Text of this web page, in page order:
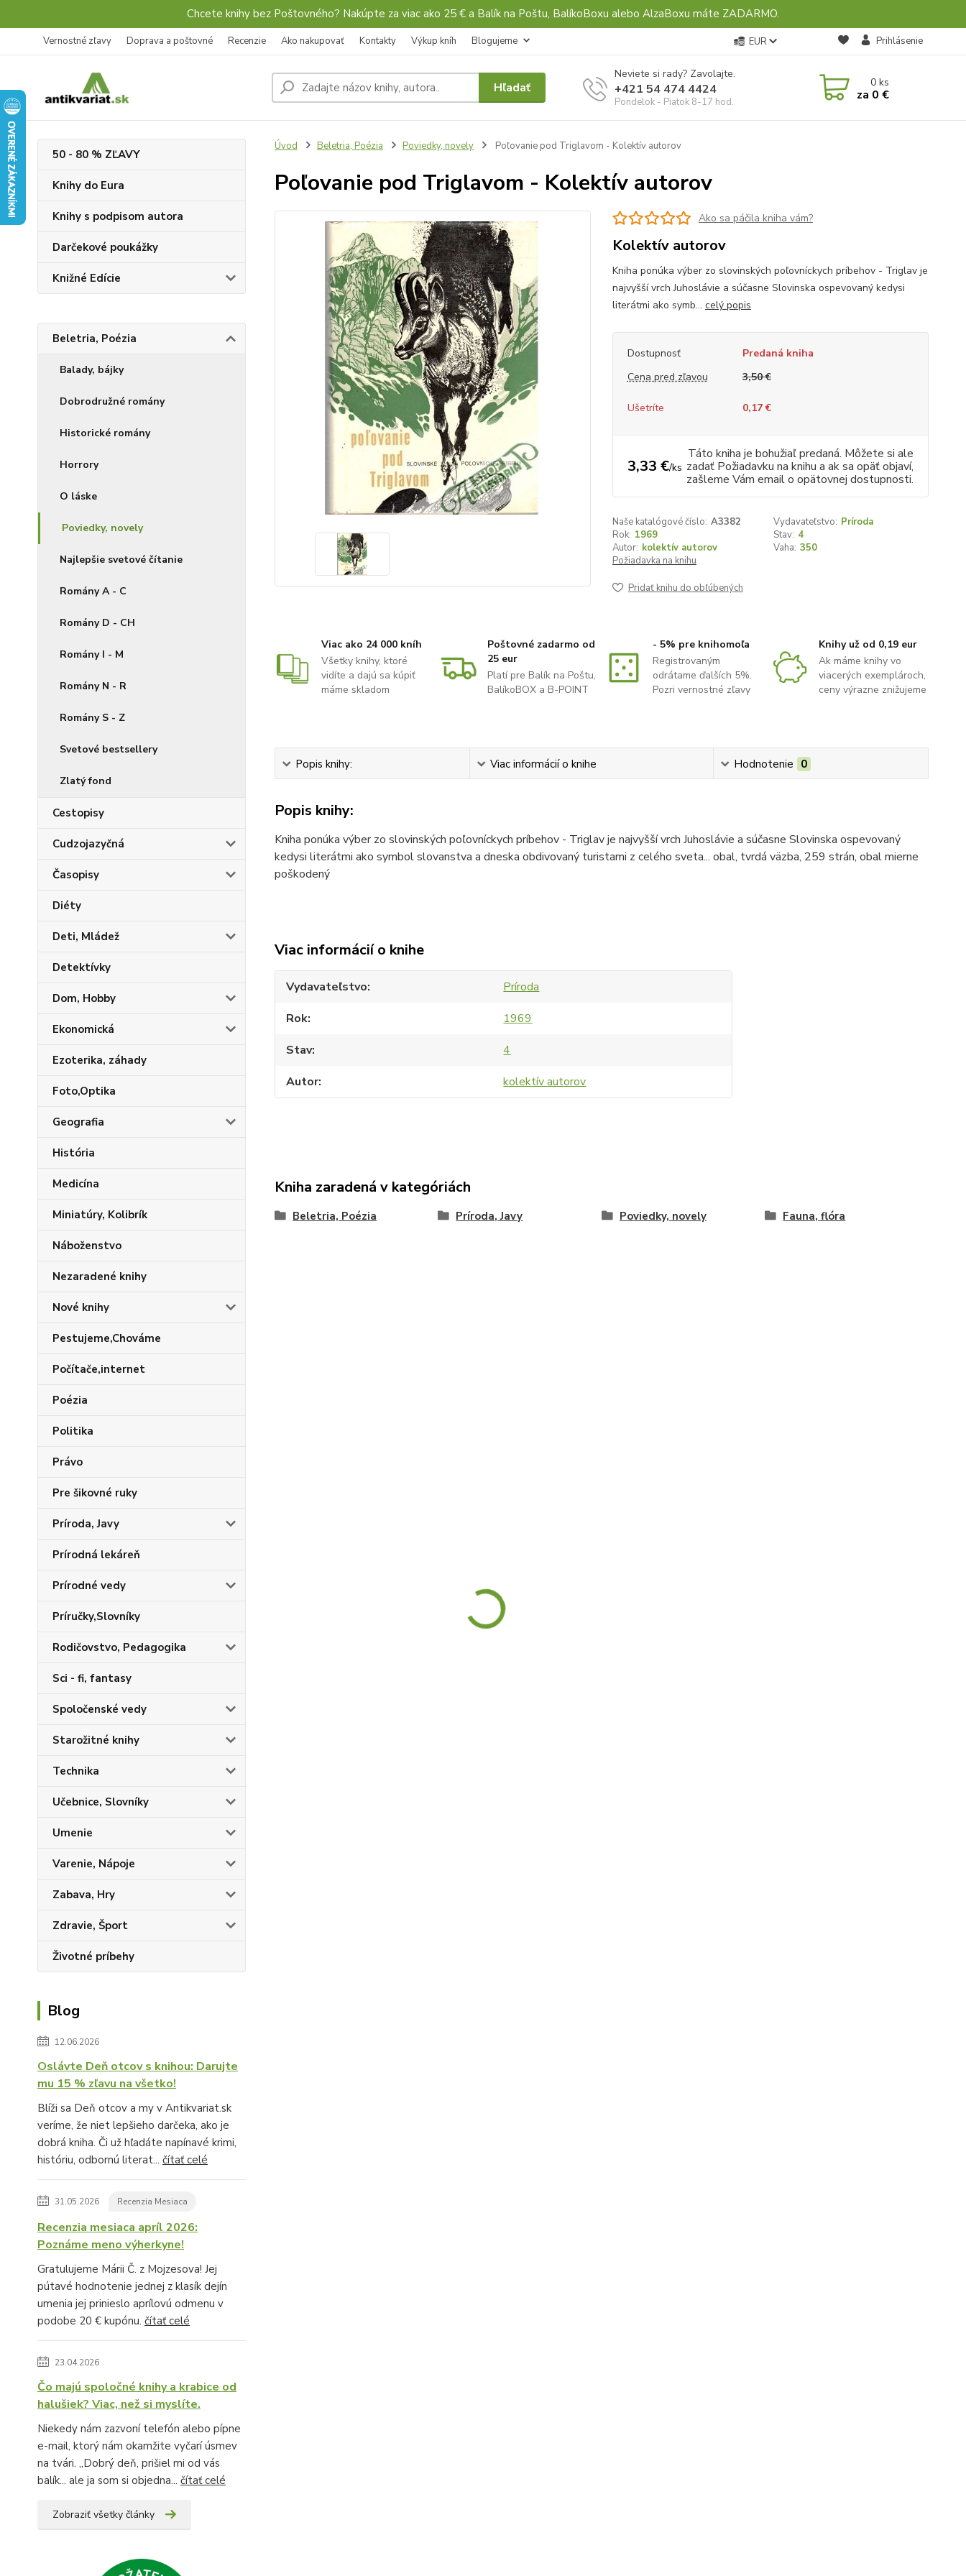
Chcete knihy bez Poštovného? Nakúpte za viac ako 25 € a Balík na Poštu, BalíkoBoxu alebo AlzaBoxu máte ZADARMO.
Vernostné zľavy Doprava a poštovné Recenzie Ako nakupovať Kontakty Výkup kníh Blogujeme EUR Prihlásenie
Hľadať
Neviete si rady? Zavolajte.
+421 54 474 4424
Pondelok - Piatok 8-17 hod.
0ks
za 0 €
50 - 80 % ZĽAVY
Knihy do Eura
Knihy s podpisom autora
Darčekové poukážky
Knižné Edície
Beletria, Poézia
Balady, bájky
Dobrodružné romány
Historické romány
Horrory
O láske
Poviedky, novely
Najlepšie svetové čítanie
Romány A - C
Romány D - CH
Romány I - M
Romány N - R
Romány S - Z
Svetové bestsellery
Zlatý fond
Cestopisy
Cudzojazyčná
Časopisy
Diéty
Deti, Mládež
Detektívky
Dom, Hobby
Ekonomická
Ezoterika, záhady
Foto,Optika
Geografia
História
Medicína
Miniatúry, Kolibrík
Náboženstvo
Nezaradené knihy
Nové knihy
Pestujeme,Chováme
Počítače,internet
Poézia
Politika
Právo
Pre šikovné ruky
Príroda, Javy
Prírodná lekáreň
Prírodné vedy
Príručky,Slovníky
Rodičovstvo, Pedagogika
Sci - fi, fantasy
Spoločenské vedy
Starožitné knihy
Technika
Učebnice, Slovníky
Umenie
Varenie, Nápoje
Zabava, Hry
Zdravie, Šport
Životné príbehy
Blog
12.06.2026
Oslávte Deň otcov s knihou: Darujte
mu 15 % zľavu na všetko!
Blíži sa Deň otcov a my v Antikvariat.sk
veríme, že niet lepšieho darčeka, ako je
dobrá kniha. Či už hľadáte napínavé krimi,
históriu, odbornú literat... čítať celé
31.05.2026 Recenzia Mesiaca
Recenzia mesiaca apríl 2026:
Poznáme meno výherkyne!
Gratulujeme Márii Č. z Mojzesova! Jej
pútavé hodnotenie jednej z klasík dejín
umenia jej prinieslo aprílovú odmenu v
podobe 20 € kupónu. čítať celé
23.04.2026
Čo majú spoločné knihy a krabice od
halušiek? Viac, než si myslíte.
Niekedy nám zazvoní telefón alebo pípne
e-mail, ktorý nám okamžite vyčarí úsmev
na tvári. „Dobrý deň, prišiel mi od vás
balík... ale ja som si objedna... čítať celé
Zobraziť všetky články
Úvod Beletria, Poézia Poviedky, novely Poľovanie pod Triglavom - Kolektív autorov
Poľovanie pod Triglavom - Kolektív autorov
Ako sa páčila kniha vám?
Kolektív autorov
Kniha ponúka výber zo slovinských poľovníckych príbehov - Triglav je
najvyšší vrch Juhoslávie a súčasne Slovinska ospevovaný kedysi
literátmi ako symb... celý popis
Dostupnosť
Predaná kniha
Cena pred zľavou
3,50 €
Ušetríte 0,17 €
3,33 €/ks
Táto kniha je bohužiaľ predaná. Môžete si ale
zadať Požiadavku na knihu a ak sa opäť objaví,
zašleme Vám email o opätovnej dostupnosti.
Naše katalógové číslo: A3382 Vydavateľstvo: Príroda
Rok: 1969 Stav: 4
Autor: kolektív autorov Vaha: 350
Požiadavka na knihu
Pridať knihu do obľúbených
Viac ako 24 000 kníh
Všetky knihy, ktoré
vidíte a dajú sa kúpiť
máme skladom
Poštovné zadarmo od
25 eur
Platí pre Balík na Poštu,
BalíkoBOX a B-POINT
- 5% pre knihomoľa
Registrovaným
odrátame ďalších 5%.
Pozri vernostné zľavy
Knihy už od 0,19 eur
Ak máme knihy vo
viacerých exemplároch,
ceny výrazne znižujeme
Popis knihy: Viac informácií o knihe Hodnotenie 0
Popis knihy:
Kniha ponúka výber zo slovinských poľovníckych príbehov - Triglav je najvyšší vrch Juhoslávie a súčasne Slovinska ospevovaný
kedysi literátmi ako symbol slovanstva a dneska obdivovaný turistami z celého sveta... obal, tvrdá väzba, 259 strán, obal mierne
poškodený
Viac informácií o knihe
Vydavateľstvo
Príroda
Rok
1969
Stav
4
Autor
kolektív autorov
Kniha zaradená v kategóriách
Beletria, Poézia Príroda, Javy Poviedky, novely Fauna, flóra